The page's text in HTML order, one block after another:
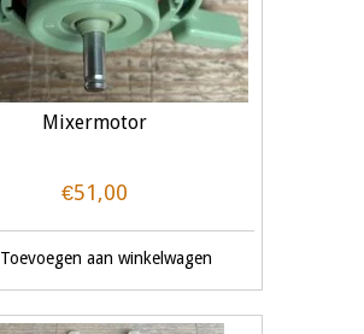
Mixermotor
€51,00
Toevoegen aan winkelwagen